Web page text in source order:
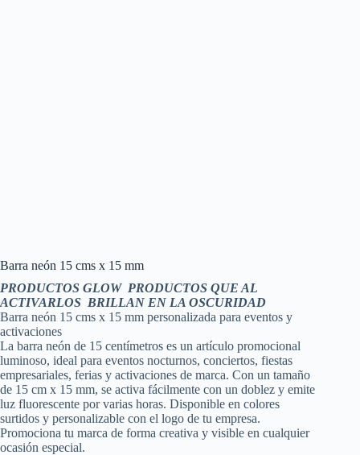
Barra neón 15 cms x 15 mm
PRODUCTOS GLOWPRODUCTOS QUE AL
ACTIVARLOS BRILLAN EN LA OSCURIDAD
Barra neón 15 cms x 15 mm personalizada para eventos y
activaciones
La barra neón de 15 centímetros es un artículo promocional
luminoso, ideal para eventos nocturnos, conciertos, fiestas
empresariales, ferias y activaciones de marca. Con un tamaño
de 15 cm x 15 mm, se activa fácilmente con un doblez y emite
luz fluorescente por varias horas. Disponible en colores
surtidos y personalizable con el logo de tu empresa.
Promociona tu marca de forma creativa y visible en cualquier
ocasión especial.